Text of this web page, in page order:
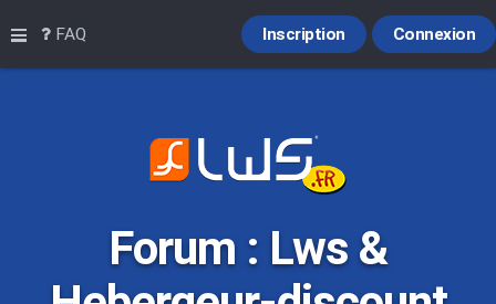
Raccourcis
FAQ Connexion
Inscription
Forum : Lws &